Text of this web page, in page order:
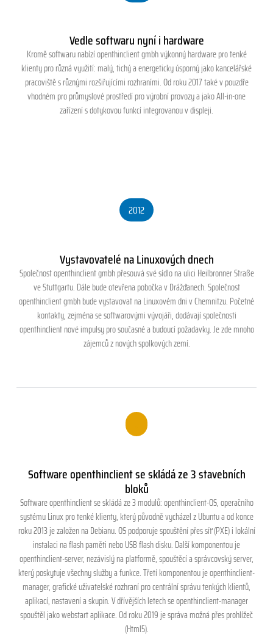
Vedle softwaru nyní i hardware
Kromě softwaru nabízí openthinclient gmbh výkonný hardware pro tenké
klienty pro různá využití: malý, tichý a energeticky úsporný jako kancelářské
pracoviště s různými rozšiřujícími rozhraními. Od roku 2017 také v pouzdře
vhodném pro průmyslové prostředí pro výrobní provozy a jako All-in-one
zařízení s dotykovou funkcí integrovanou v displeji.
2012
Vystavovatelé na Linuxových dnech
Společnost openthinclient gmbh přesouvá své sídlo na ulici Heilbronner Straße
ve Stuttgartu. Dále bude otevřena pobočka v Drážďanech. Společnost
openthinclient gmbh bude vystavovat na Linuxovém dni v Chemnitzu. Početné
kontakty, zejména se softwarovými vývojáři, dodávají společnosti
openthinclient nové impulsy pro současné a budoucí požadavky. Je zde mnoho
zájemců z nových spolkových zemí.
Software openthinclient se skládá ze 3 stavebních
bloků
Software openthinclient se skládá ze 3 modulů: openthinclient-OS, operačního
systému Linux pro tenké klienty, který původně vycházel z Ubuntu a od konce
roku 2013 je založen na Debianu. OS podporuje spouštění přes síť (PXE) i lokální
instalaci na flash paměti nebo USB flash disku. Další komponentou je
openthinclient-server, nezávislý na platformě, spouštěcí a správcovský server,
který poskytuje všechny služby a funkce. Třetí komponentou je openthinclient-
manager, grafické uživatelské rozhraní pro centrální správu tenkých klientů,
aplikací, nastavení a skupin. V dřívějších letech se openthinclient-manager
spouštěl jako webstart aplikace. Od roku 2019 je správa možná přes prohlížeč
(Html5).